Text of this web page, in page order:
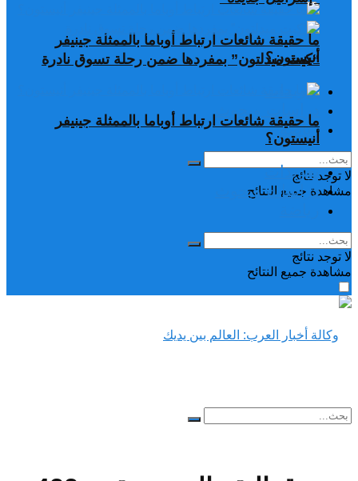
ما حقيقة شائعات ارتباط أوباما بالممثلة جينيفر
أنيستون؟
تغريدات
دراسات وبحوث
رياضة
لا توجد نتائج
مشاهدة جميع النتائح
“كيت ميدلتون” بمفردها ضمن رحلة تسوق نادرة
ما حقيقة شائعات ارتباط أوباما بالممثلة جينيفر
أنيستون؟
تغريدات
دراسات وبحوث
لا توجد نتائج
مشاهدة جميع النتائح